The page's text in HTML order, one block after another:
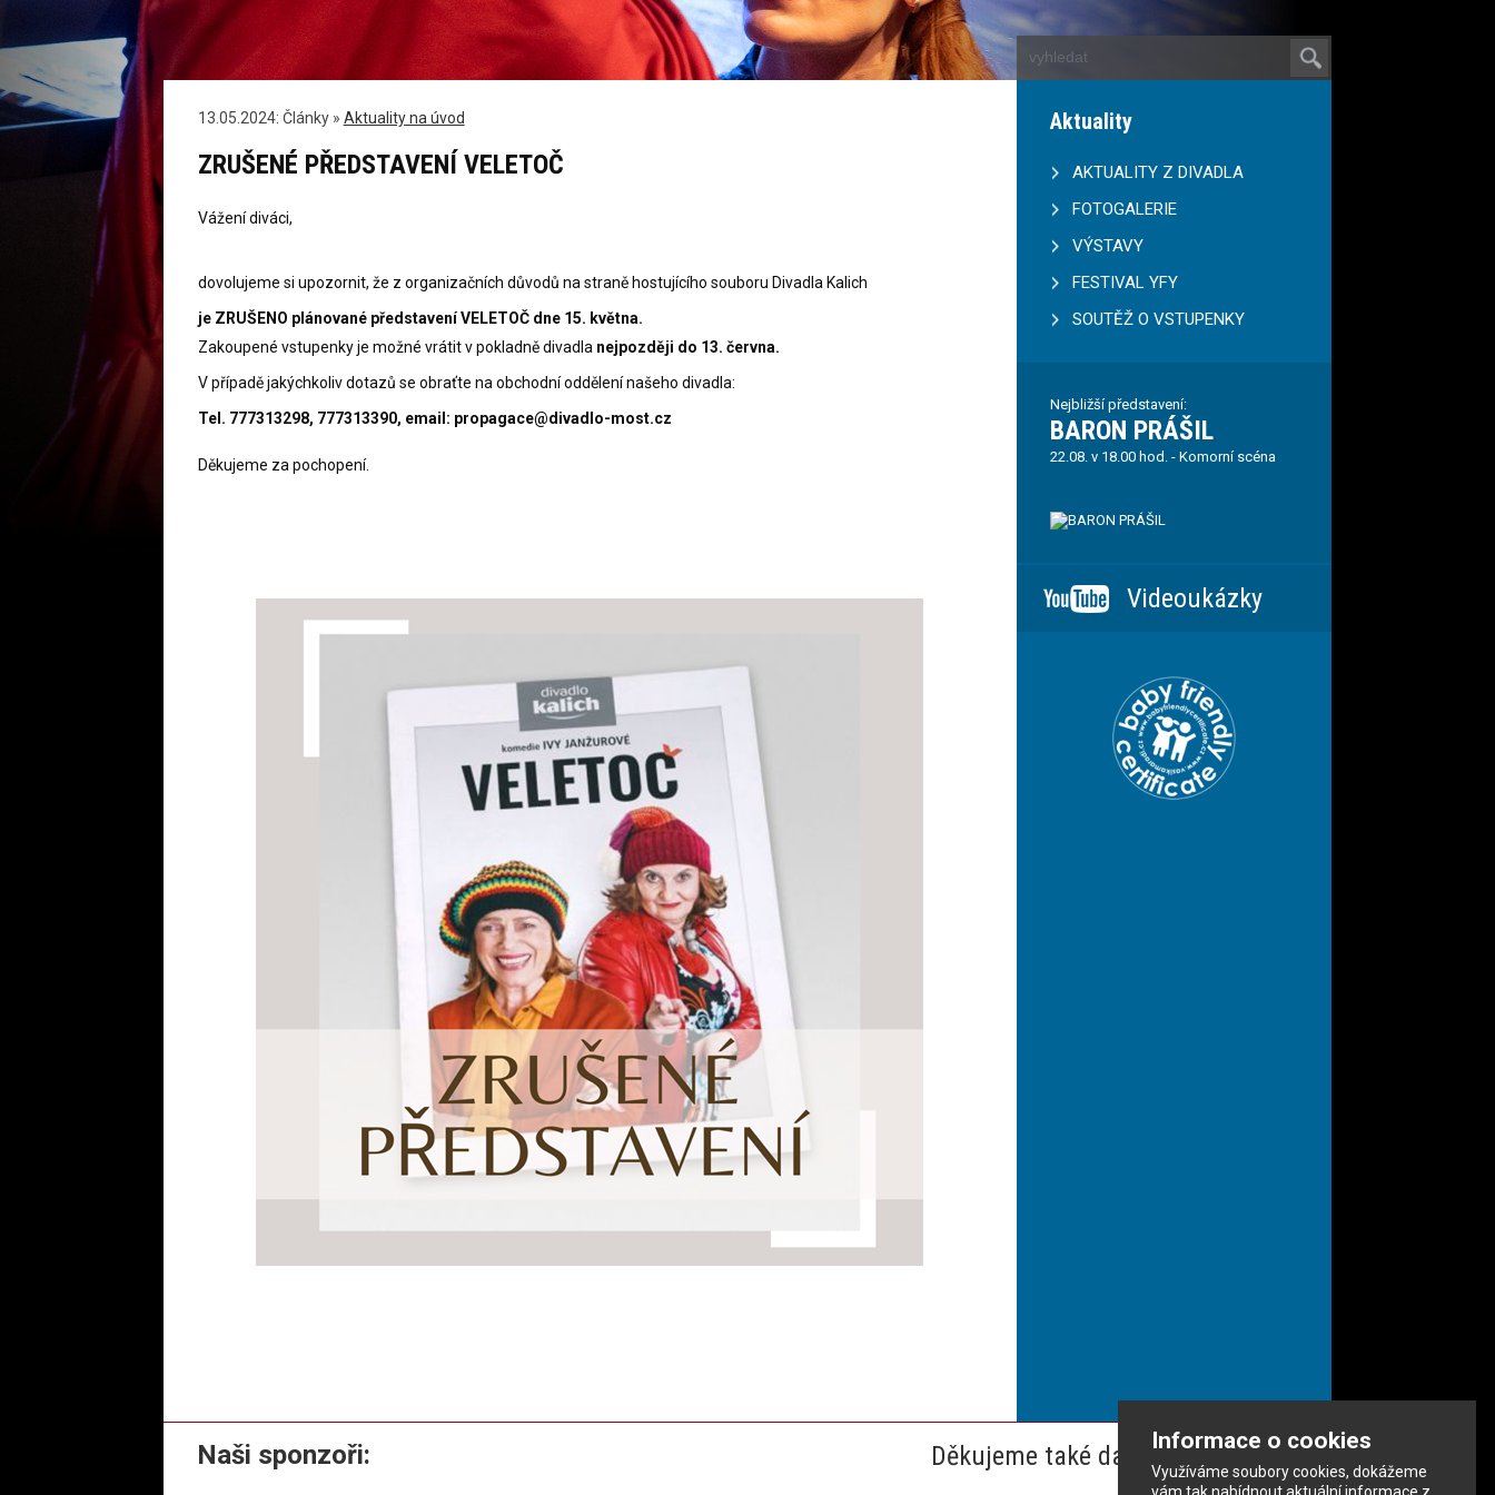
Informace o cookies
Využíváme soubory cookies, dokážeme
13.05.2024: Články » Aktuality na úvod
ZRUŠENÉ PŘEDSTAVENÍ VELETOČ
Vážení diváci,
dovolujeme si upozornit, že z organizačních důvodů na straně hostujícího souboru Divadla Kalich
je ZRUŠENO plánované představení VELETOČ dne 15. května.
Zakoupené vstupenky je možné vrátit v pokladně divadla nejpozději do 13. června.
V případě jakýchkoliv dotazů se obraťte na obchodní oddělení našeho divadla:
Tel. 777313298, 777313390, email: propagace@divadlo-most.cz
Děkujeme za pochopení.
Aktuality
AKTUALITY Z DIVADLA
FOTOGALERIE
VÝSTAVY
FESTIVAL YFY
SOUTĚŽ O VSTUPENKY
Nejbližší představení:
BARON PRÁŠIL
22.08. v 18.00 hod. - Komorní scéna
Videoukázky
Děkujeme také dalším partnerům
Naši sponzoři: